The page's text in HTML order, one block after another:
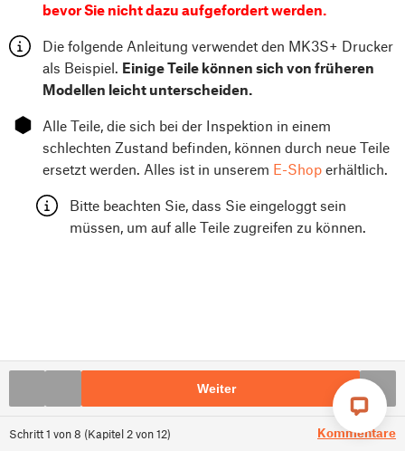
Schritt1 von8 (Kapitel 2von12) Kommentare
bevor Sie nicht dazu aufgefordert werden.
Die folgende Anleitung verwendet den MK3S+ Drucker
als Beispiel. Einige Teile können sich von früheren
Modellen leicht unterscheiden.
⬢
Alle Teile, die sich bei der Inspektion in einem
schlechten Zustand befinden, können durch neue Teile
ersetzt werden. Alles ist in unserem E-Shop erhältlich.
Bitte beachten Sie, dass Sie eingeloggt sein
müssen, um auf alle Teile zugreifen zu können.
Weiter